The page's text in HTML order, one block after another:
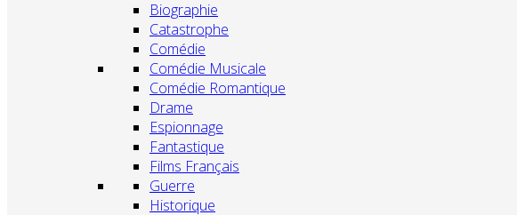
Biographie
Catastrophe
Comédie
Comédie Musicale
Comédie Romantique
Drame
Espionnage
Fantastique
Films Français
Guerre
Historique